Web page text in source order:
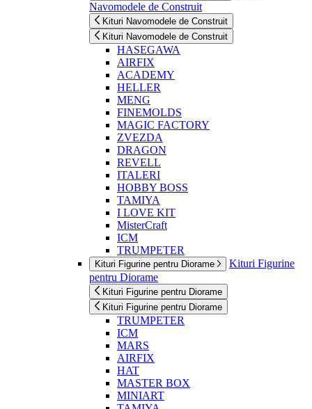
Navomodele de Construit
Kituri Navomodele de Construit
Kituri Navomodele de Construit
HASEGAWA
AIRFIX
ACADEMY
HELLER
MENG
FINEMOLDS
MAGIC FACTORY
ZVEZDA
DRAGON
REVELL
ITALERI
HOBBY BOSS
TAMIYA
I LOVE KIT
MisterCraft
ICM
TRUMPETER
Kituri Figurine pentru Diorame
Kituri Figurine
pentru Diorame
Kituri Figurine pentru Diorame
Kituri Figurine pentru Diorame
TRUMPETER
ICM
MARS
AIRFIX
HAT
MASTER BOX
MINIART